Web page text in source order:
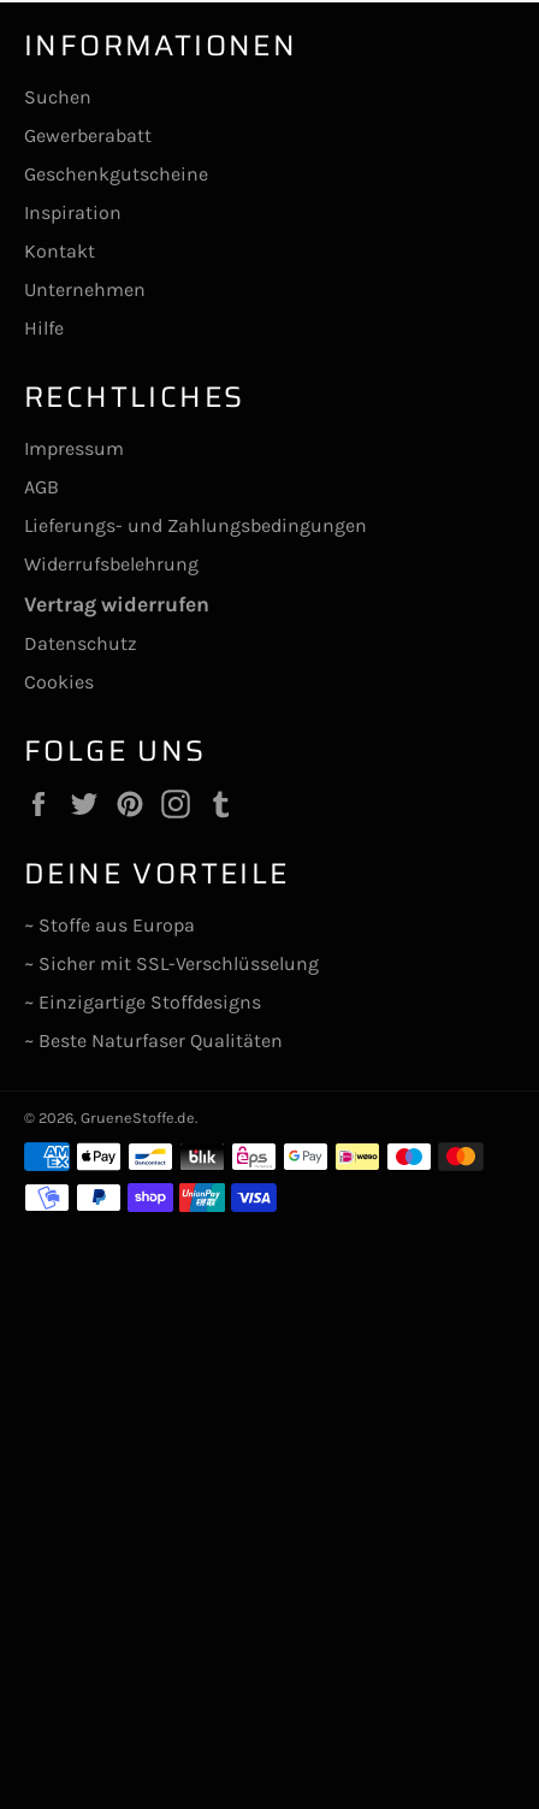
INFORMATIONEN
Suchen
Gewerberabatt
Geschenkgutscheine
Inspiration
Kontakt
Unternehmen
Hilfe
RECHTLICHES
Impressum
AGB
Lieferungs- und Zahlungsbedingungen
Widerrufsbelehrung
Vertrag widerrufen
Datenschutz
Cookies
FOLGE UNS
FacebookTwitterPinterestInstagram
DEINE VORTEILE
~ Stoffe aus Europa
~ Sicher mit SSL-Verschlüsselung
~ Einzigartige Stoffdesigns
~ Beste Naturfaser Qualitäten
© 2026, GrueneStoffe.de.
Zahlungsarten